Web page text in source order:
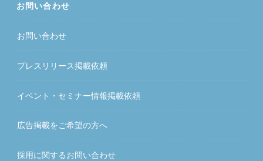
お問い合わせ
お問い合わせ
プレスリリース掲載依頼
イベント・セミナー情報掲載依頼
広告掲載をご希望の方へ
採用に関するお問い合わせ